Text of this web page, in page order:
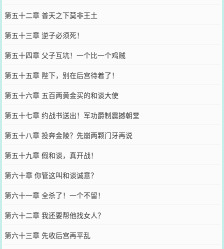
第五十二章 普天之下莫非王土
第五十三章 逆子必须死！
第五十四章 父子互坑！一个比一个鸡贼
第五十五章 陛下，别在后宫待着了！
第五十六章 五百两黄金买的和谈大使
第五十七章 约战书送出！军功爵制震撼朝堂
第五十八章 投奔金陵？先崩两颗门牙再说
第五十九章 假和谈，真开战！
第六十章 你管这叫和谈诚意？
第六十一章 全杀了！一个不留！
第六十二章 我还要帮他找女人？
第六十三章 先收后宫再平乱